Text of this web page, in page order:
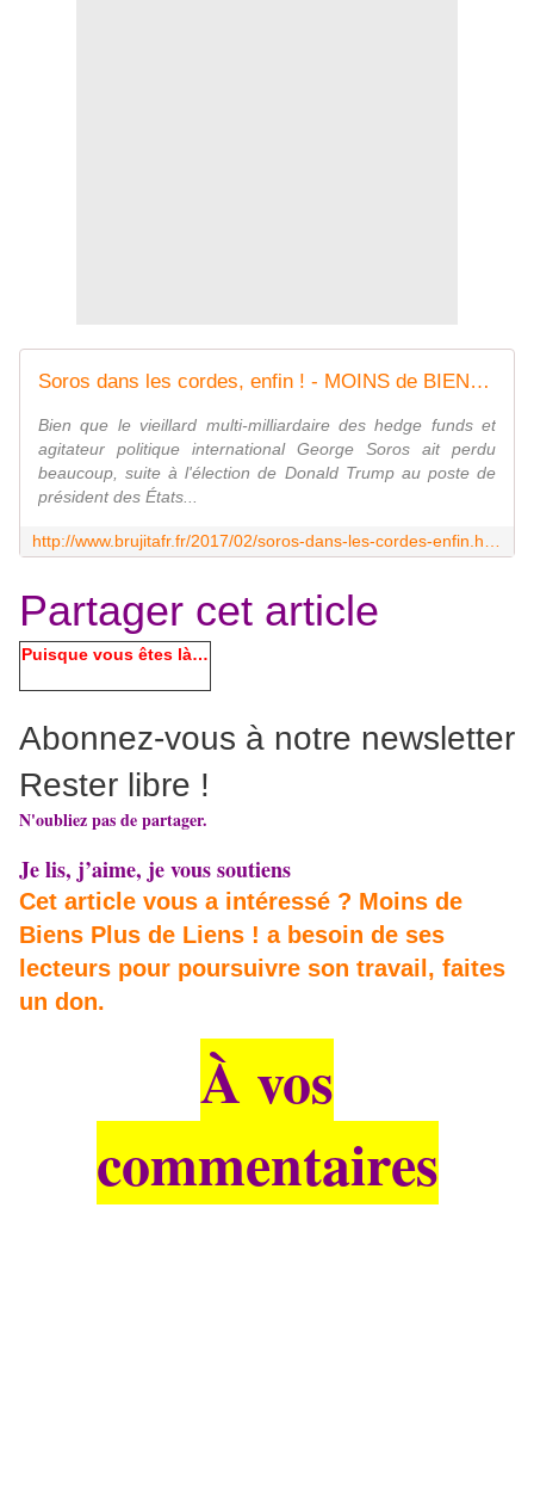
Soros dans les cordes, enfin ! - MOINS de BIENS PLUS de LIENS
Bien que le vieillard multi-milliardaire des hedge funds et
agitateur politique international George Soros ait perdu
beaucoup, suite à l'élection de Donald Trump au poste de
président des États...
Partager cet article
Puisque vous êtes là…
Abonnez-vous à notre newsletter
Rester libre !
N'oubliez pas de partager.
Je lis, j’aime, je vous soutiens
Cet article vous a intéressé ? Moins de
Biens Plus de Liens ! a besoin de ses
lecteurs pour poursuivre son travail, faites
un don.
À vos
commentaires